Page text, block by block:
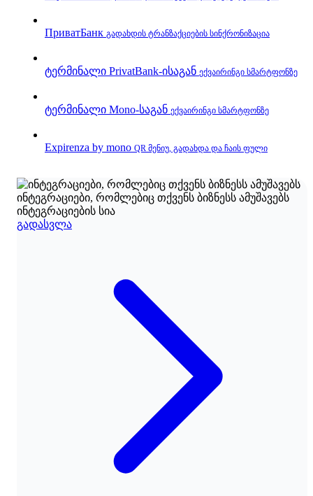
ПриватБанк გადახდის ტრანზაქციების სინქრონიზაცია
ტერმინალი PrivatBank‑ისაგან ექვაირინგი სმარტფონზე
ტერმინალი Mono‑საგან ექვაირინგი სმარტფონზე
Expirenza by mono QR მენიუ, გადახდა და ჩაის ფული
ინტეგრაციები, რომლებიც თქვენს ბიზნესს ამუშავებს
ინტეგრაციების სია
გადასვლა